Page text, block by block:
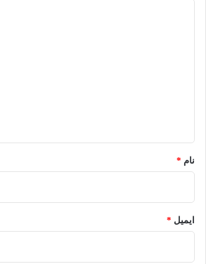
نام *
ایمیل *